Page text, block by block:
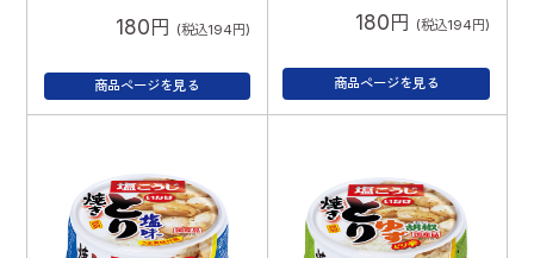
180円 (税込194円)
商品ページを見る
180円 (税込194円)
商品ページを見る